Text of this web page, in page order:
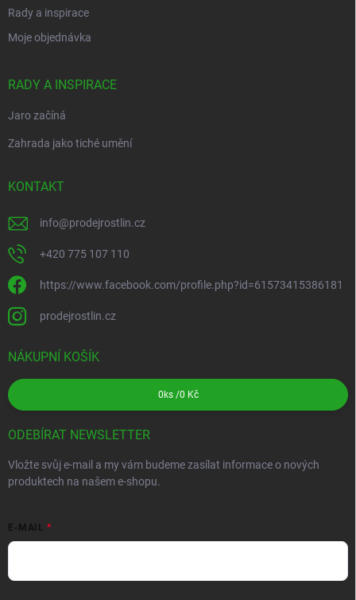
Rady a inspirace
Moje objednávka
RADY A INSPIRACE
Jaro začíná
Zahrada jako tiché umění
KONTAKT
info@prodejrostlin.cz
+420 775 107 110
https://www.facebook.com/profile.php?id=61573415386181
prodejrostlin.cz
NÁKUPNÍ KOŠÍK
0 ks /0 Kč
ODEBÍRAT NEWSLETTER
Vložte svůj e-mail a my vám budeme zasílat informace o nových
produktech na našem e-shopu.
E-MAIL